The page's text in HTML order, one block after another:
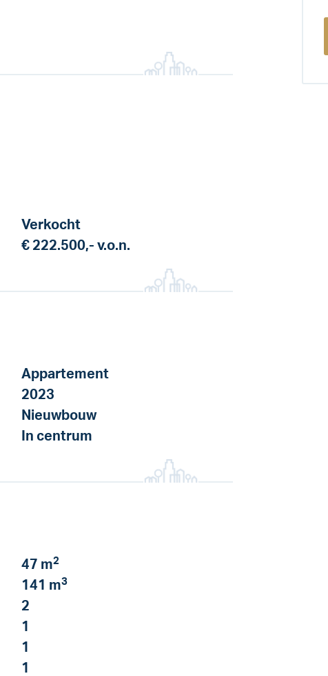
Verkocht
€ 222.500,- v.o.n.
Appartement
2023
Nieuwbouw
In centrum
47 m2
141 m3
2
1
1
1